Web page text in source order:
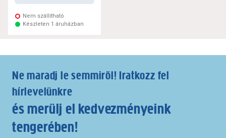
Nem szállítható
Készleten 1 áruházban
Ne maradj le semmiről! Iratkozz fel
hírlevelünkre
és merülj el kedvezményeink
tengerében!